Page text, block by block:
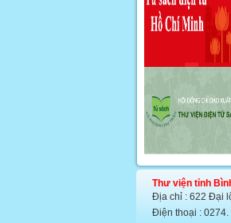
Thư viện tỉnh
Địa chỉ : 622 Đại
Điện thoại :